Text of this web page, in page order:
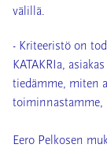
välillä.
- Kriteeristö on
KATAKRIa,
tiedämme, miten
toiminnastamme,
Eero Pelkosen